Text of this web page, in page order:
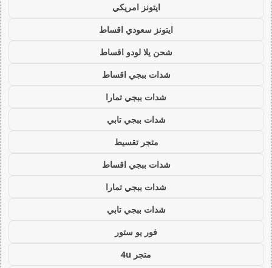
ايتونز امريكي
ايتونز سعودي اقساط
شحن يلا لودو اقساط
شدات ببجي اقساط
شدات ببجي تمارا
شدات ببجي تابي
متجر تقسيط
شدات ببجي اقساط
شدات ببجي تمارا
شدات ببجي تابي
فور يو ستور
متجر 4u